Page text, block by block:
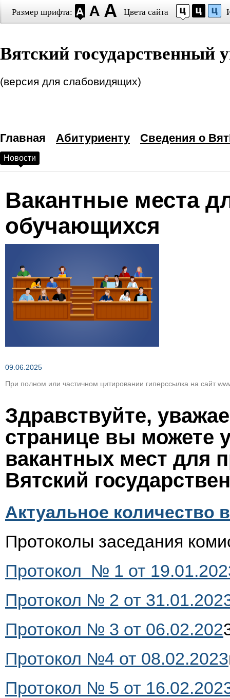
Размер шрифта: Цвета сайта
Выберите шрифт Arial Times New Roman
Интервал между буквами(Кернинг)
— Черным по белому
Белым по черному
Коричневым по бежевому
Зеленым по темно-коричневому
Вятский государственный
(версия для слабовидящих)
Главная Абитуриенту Сведения о
Новости
Вакантные места
обучающихся
09.06.2025
При полном или частичном цитировании гиперссылка на сайт
Здравствуйте,
странице вы можете
вакантных мест для
Вятский
Актуальное количество
Протоколы заседания
Протокол № 1 от
Протокол № 2 от
Протокол № 3 от 06.02.202
Протокол №4 от 08.02.2023
Протокол № 5 от